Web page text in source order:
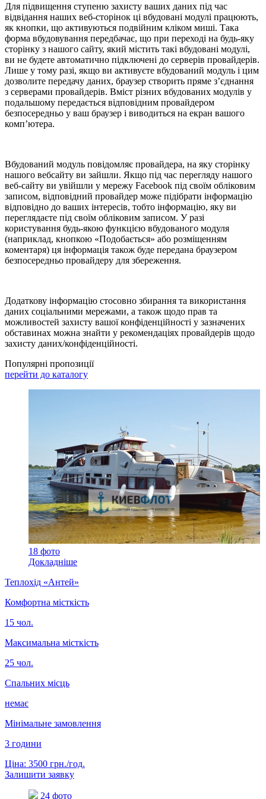
Для підвищення ступеню захисту ваших даних під час
відвідання наших веб-сторінок ці вбудовані модулі працюють,
як кнопки, що активуються подвійним кліком миші. Така
форма вбудовування передбачає, що при переході на будь-яку
сторінку з нашого сайту, який містить такі вбудовані модулі,
ви не будете автоматично підключені до серверів провайдерів.
Лише у тому разі, якщо ви активуєте вбудований модуль і цим
дозволите передачу даних, браузер створить пряме з’єднання
з серверами провайдерів. Вміст різних вбудованих модулів у
подальшому передається відповідним провайдером
безпосередньо у ваш браузер і виводиться на екран вашого
комп’ютера.
Вбудований модуль повідомляє провайдера, на яку сторінку
нашого вебсайту ви зайшли. Якщо під час перегляду нашого
веб-сайту ви увійшли у мережу Facebook під своїм обліковим
записом, відповідний провайдер може підібрати інформацію
відповідно до ваших інтересів, тобто інформацію, яку ви
переглядаєте під своїм обліковим записом. У разі
користування будь-якою функцією вбудованого модуля
(наприклад, кнопкою «Подобається» або розміщенням
коментаря) ця інформація також буде передана браузером
безпосередньо провайдеру для збереження.
Додаткову інформацію стосовно збирання та використання
даних соціальними мережами, а також щодо прав та
можливостей захисту вашої конфіденційності у зазначених
обставинах можна знайти у рекомендаціях провайдерів щодо
захисту даних/конфіденційності.
Популярні пропозиції
перейти до каталогу
18 фото
Докладніше
Теплохід «Антей»
Комфортна місткість
15 чол.
Максимальна місткість
25 чол.
Спальних місць
немає
Мінімальне замовлення
3 години
Ціна: 3500 грн./год.
Залишити заявку
24 фото